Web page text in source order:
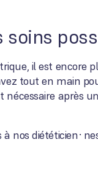
soins
il est encore
tout en main
nécessaire après
nos